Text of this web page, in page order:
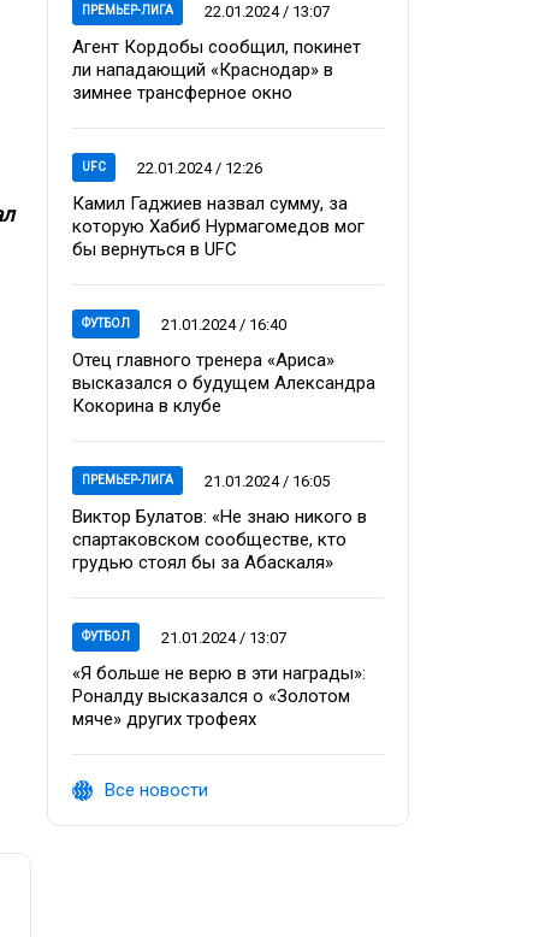
ПРЕМЬЕР-ЛИГА 22.01.2024 / 13:07
Агент Кордобы сообщил, покинет
ли нападающий «Краснодар» в
зимнее трансферное окно
UFC 22.01.2024 / 12:26
Камил Гаджиев назвал сумму, за
которую Хабиб Нурмагомедов мог
бы вернуться в UFC
ФУТБОЛ 21.01.2024 / 16:40
Отец главного тренера «Ариса»
высказался о будущем Александра
Кокорина в клубе
ПРЕМЬЕР-ЛИГА 21.01.2024 / 16:05
Виктор Булатов: «Не знаю никого в
спартаковском сообществе, кто
грудью стоял бы за Абаскаля»
ФУТБОЛ 21.01.2024 / 13:07
«Я больше не верю в эти награды»:
Роналду высказался о «Золотом
мяче» других трофеях
Все новости